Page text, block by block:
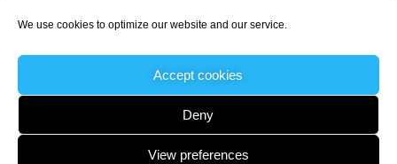
We use cookies to optimize our website and our service.
Accept cookies
Deny
View preferences
Política de Cookies